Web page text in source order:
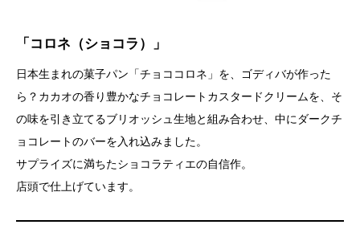
「コロネ（ショコラ）」
日本生まれの菓子パン「チョココロネ」を、ゴディバが作った
ら？カカオの香り豊かなチョコレートカスタードクリームを、そ
の味を引き立てるブリオッシュ生地と組み合わせ、中にダークチ
ョコレートのバーを入れ込みました。
サプライズに満ちたショコラティエの自信作。
店頭で仕上げています。